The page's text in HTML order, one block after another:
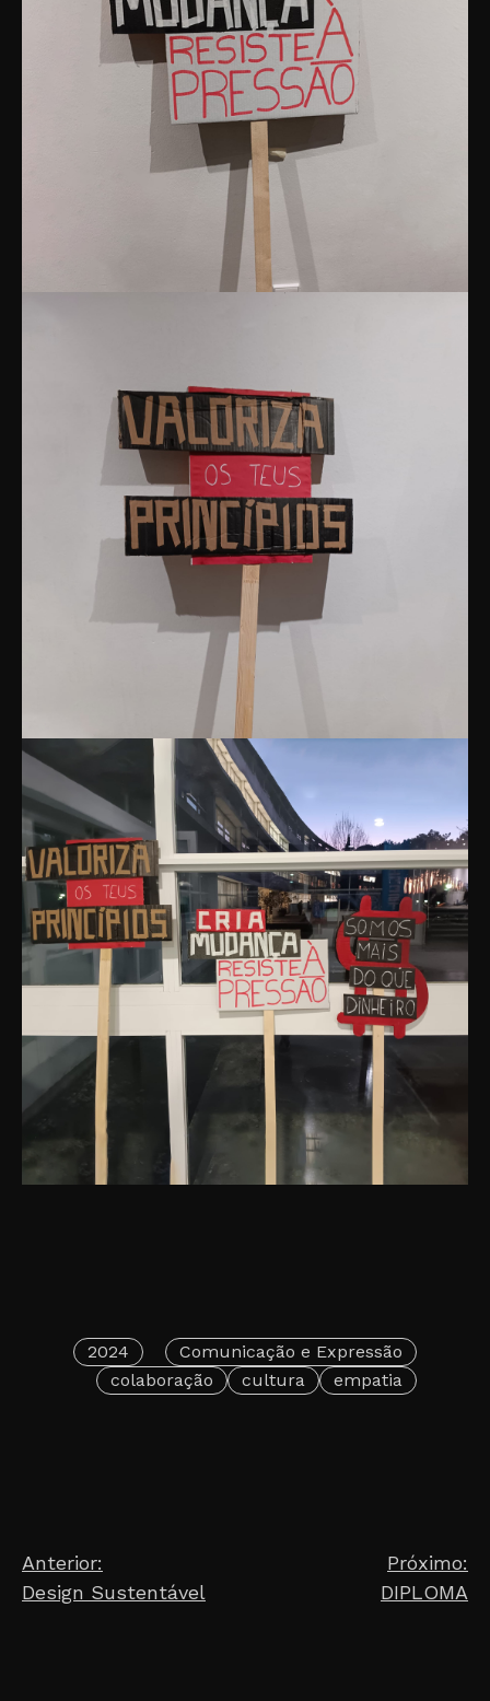
2024
Comunicação e Expressão
colaboração
cultura empatia
Post
navigation
Anterior:
Design Sustentável
Próximo:
DIPLOMA